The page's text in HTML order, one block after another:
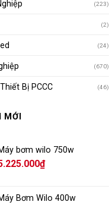
(223)
(2)
(24)
(670)
Bị PCCC (46)
MỚI
bơm wilo 750w
₫
Bơm Wilo 400w